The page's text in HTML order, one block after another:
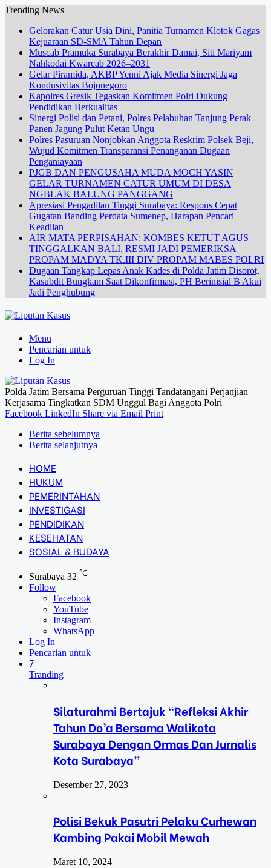
Trending News
Gelorakan Catur Usia Dini, Panitia Turnamen Klotok Gagas
Kejuaraan SD-SMA Tahun Depan
Muscab Pramuka Surabaya Berakhir Damai, Siti Mariyam
Nahkodai Kwarcab 2026–2031
Gelar Piramida, AKBP Yenni Ajak Media Sinergi Jaga
Kondusivitas Bojonegoro
Kapolres Gresik Tegaskan Komitmen Polri Dukung
Pendidikan Berkualitas
Sinergi Polisi dan Petani, Polres Pelabuhan Tanjung Perak
Panen Jagung Pulut Ketan Ungu
Polres Pasuruan Nonjobkan Anggota Reskrim Polsek Beji,
Wujud Komitmen Transparansi Penanganan Dugaan
Penganiayaan
PJGB DAN PENGUSAHA MUDA MOCH YASIN
GELAR TURNAMEN CATUR UMUM DI DESA
NGBLAK BALUNG PANGGANG
Apresiasi Pengadilan Tinggi Surabaya: Respons Cepat
Gugatan Banding Perdata Sumenep, Harapan Pencari
Keadilan
AIR MATA PERPISAHAN: KOMBES KETUT AGUS
TINGGALKAN BALI, RESMI JADI PEMERIKSA
PROPAM MADYA TK.III DIV PROPAM MABES POLRI
Dugaan Tangkap Lepas Anak Kades di Polda Jatim Disorot,
Kasubdit Bungkam Saat Dikonfirmasi, PH Berinisial B Akui
Jadi Penghubung
Menu
Pencarian untuk
Log In
Polda Jatim Bersama Perguruan Tinggi Tandatangani Perjanjian
Kerjasama Tingkatkan SDM Unggul Bagi Anggota Polri
Facebook LinkedIn Share via Email Print
Berita sebelumnya
Berita selanjutnya
HOME
HUKUM
PEMERINTAHAN
INVESTIGASI
PENDIDIKAN
KESEHATAN
SOSIAL & BUDAYA
Surabaya 32 ℃
Follow
Facebook
YouTube
Instagram
WhatsApp
Log In
Pencarian untuk
7
Tranding
Silaturahmi Bertajuk “Refleksi Akhir
Tahun Do’a Bersama Walikota
Surabaya Dengan Ormas Dan Jurnalis
Kota Surabaya”
Desember 27, 2023
Polisi Bekuk Pasutri Pelaku Curhewan
Kambing Pakai Mobil Mewah
Maret 10, 2024